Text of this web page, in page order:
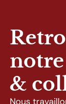
&
Nous